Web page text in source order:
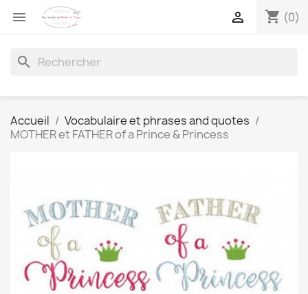
 shopping_cart (0)

search
Accueil
Vocabulaire et phrases and quotes
MOTHER et FATHER of a Prince & Princess